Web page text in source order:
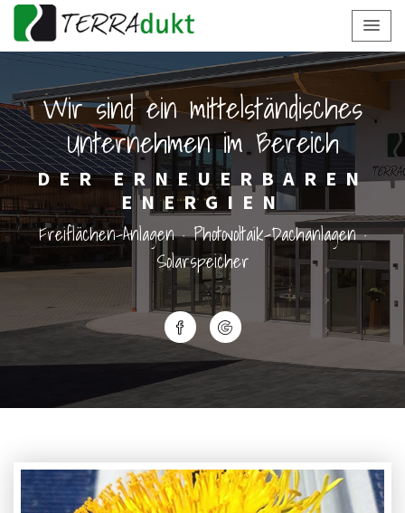
Wir sind ein mittelständisches
Unternehmen im Bereich
DER ERNEUERBAREN
ENERGIEN
Freiflächen-Anlagen · Photovoltaik-Dachanlagen ·
Solarspeicher